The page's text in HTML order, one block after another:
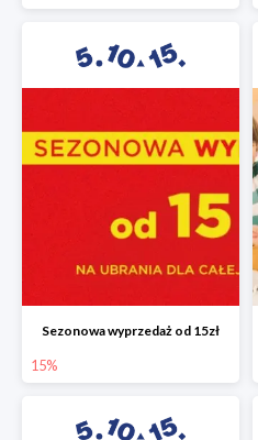
Sezonowa wyprzedaż od 15zł
15%